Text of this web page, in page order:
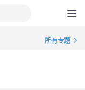
所有专题